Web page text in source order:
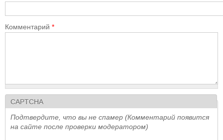
Комментарий *
CAPTCHA
Подтвердите, что вы не спамер (Комментарий появится
на сайте после проверки модератором)